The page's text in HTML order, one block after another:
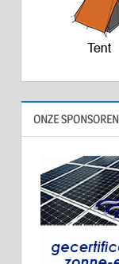
ONZE SPONSOREN